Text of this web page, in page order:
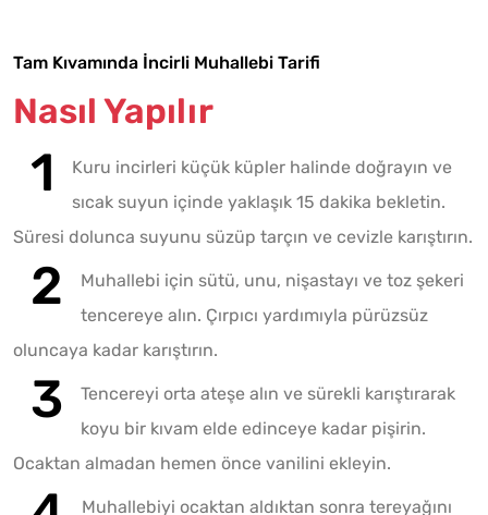
Tam Kıvamında İncirli Muhallebi Tarifi
Nasıl Yapılır
Kuru incirleri küçük küpler halinde doğrayın ve
sıcak suyun içinde yaklaşık 15 dakika bekletin.
Süresi dolunca suyunu süzüp tarçın ve cevizle karıştırın.
Muhallebi için sütü, unu, nişastayı ve toz şekeri
tencereye alın. Çırpıcı yardımıyla pürüzsüz
oluncaya kadar karıştırın.
Tencereyi orta ateşe alın ve sürekli karıştırarak
koyu bir kıvam elde edinceye kadar pişirin.
Ocaktan almadan hemen önce vanilini ekleyin.
Muhallebiyi ocaktan aldıktan sonra tereyağını